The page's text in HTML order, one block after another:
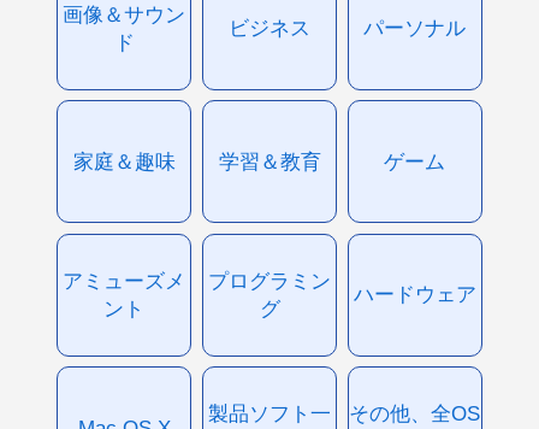
画像＆サウン
ド
ビジネス パーソナル
家庭＆趣味 学習＆教育 ゲーム
アミューズメ
ント
プログラミン
グ
ハードウェア
製品ソフト一
その他、全OS